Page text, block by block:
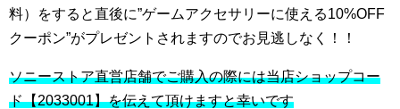
料）をすると直後に”ゲームアクセサリーに使える10%OFF
クーポン”がプレゼントされますのでお見逃しなく！！
ソニーストア直営店舗でご購入の際には当店ショップコー
ド【2033001】を伝えて頂けますと幸いです